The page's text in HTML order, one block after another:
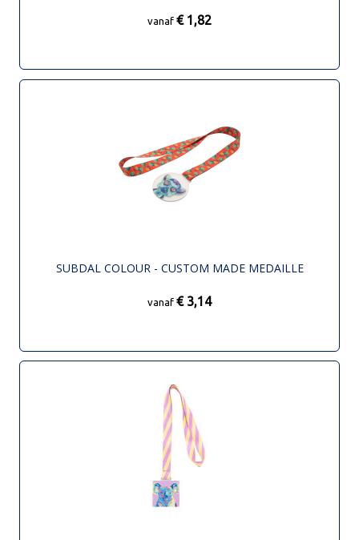
vanaf € 1,82
SUBDAL COLOUR - CUSTOM MADE MEDAILLE
vanaf € 3,14